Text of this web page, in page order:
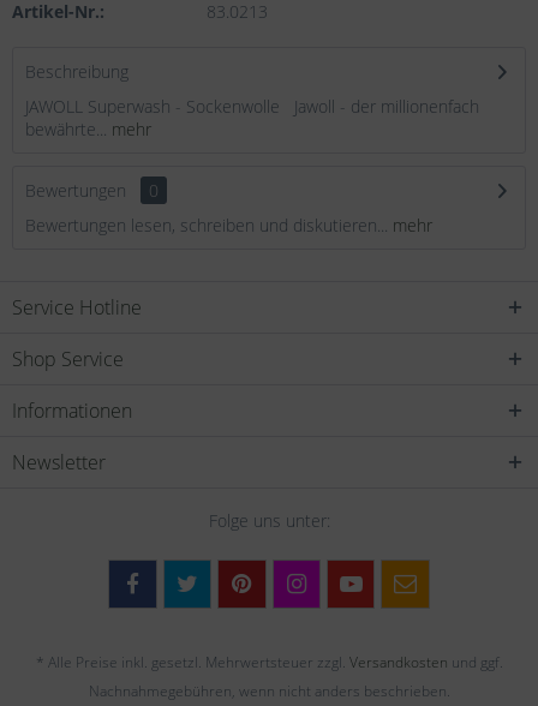
Artikel-Nr.: 83.0213
Beschreibung
JAWOLL Superwash - Sockenwolle Jawoll - der millionenfach
bewährte... mehr
Bewertungen
0
Bewertungen lesen, schreiben und diskutieren... mehr
Service Hotline
Shop Service
Informationen
Newsletter
Folge uns unter:
* Alle Preise inkl. gesetzl. Mehrwertsteuer zzgl. Versandkosten und ggf.
Nachnahmegebühren, wenn nicht anders beschrieben.